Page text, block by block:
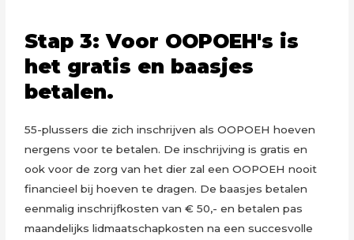
Stap 3: Voor OOPOEH's is
het gratis en baasjes
betalen.
55-plussers die zich inschrijven als OOPOEH hoeven
nergens voor te betalen. De inschrijving is gratis en
ook voor de zorg van het dier zal een OOPOEH nooit
financieel bij hoeven te dragen. De baasjes betalen
eenmalig inschrijfkosten van € 50,- en betalen pas
maandelijks lidmaatschapkosten na een succesvolle